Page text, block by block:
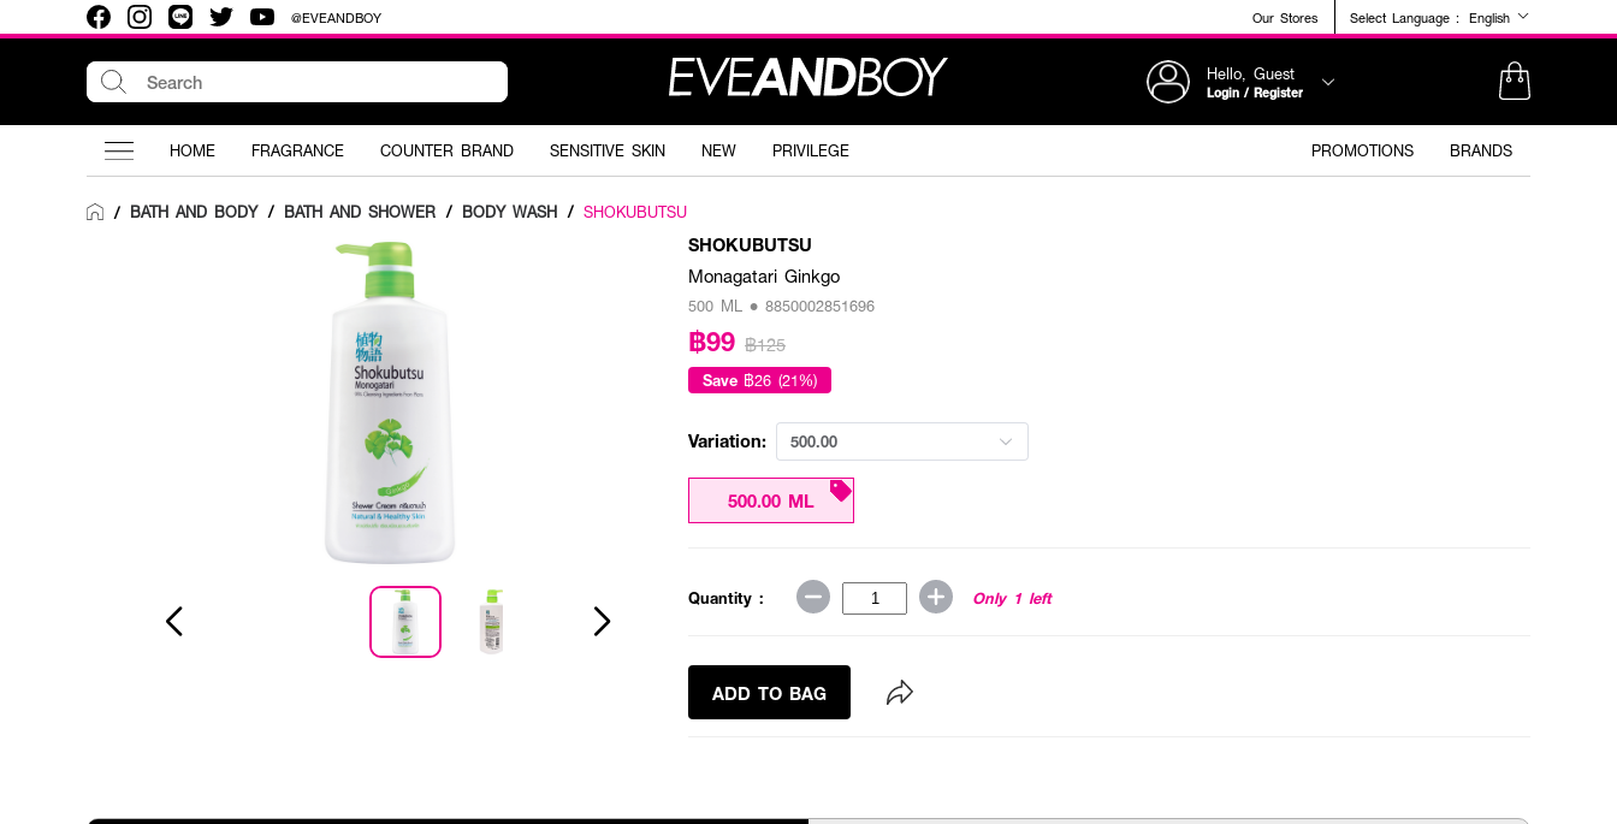
@EVEANDBOY Our Stores Select Language : English
Hello, Guest
Login / Register
HOME FRAGRANCE COUNTER BRAND SENSITIVE SKIN NEW PRIVILEGE PROMOTIONS BRANDS
/ BATH AND BODY / BATH AND SHOWER / BODY WASH / SHOKUBUTSU
SHOKUBUTSU
Monagatari Ginkgo
500 ML • 8850002851696
฿99 ฿125
Save ฿26 (21%)
Variation: 500.00
500.00 ML
Quantity : Only 1 left
ADD TO BAG